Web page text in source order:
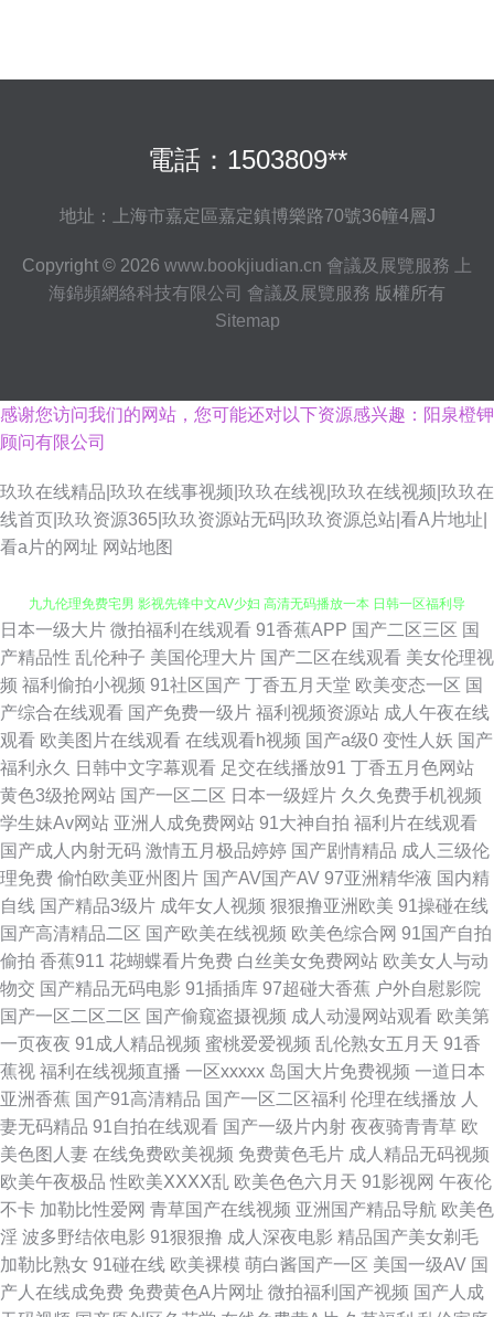
電話：1503809**
地址：上海市嘉定區嘉定鎮博樂路70號36幢4層J
Copyright © 2026 www.bookjiudian.cn 會議及展覽服務
上
海錦頻網絡科技有限公司 會議及展覽服務 版權所有
Sitemap
感谢您访问我们的网站，您可能还对以下资源感兴趣：阳泉橙钾
顾问有限公司
玖玖在线精品|玖玖在线事视频|玖玖在线视|玖玖在线视频|玖玖在
线首页|玖玖资源365|玖玖资源站无码|玖玖资源总站|看A片地址|
看a片的网址 网站地图
久久婷婷婷婷婷婷婷婷 91啦中文在线播放 日韩性爱全网址 91网页版免费看
九九伦理免费宅男 影视先锋中文AV少妇 高清无码播放一本 日韩一区福利导
航 成人午夜福利无码 成人欧美精产国品久久 91瑟瑟CC涩咪 免费看黄色91
91久操超碰在线 麻豆精品视频在线 91大学生视频在线观看 国产欧美一区二
区 午夜福利电影一区二区 操人人人操 日韩无码 91人妖在线 久草福利毛片
影音先锋少妇黑丝 东方影库四虎AV 色五月婷婷免费福利 www福利av 日本
www青青草 91青青视屏 久久视频333 在线不卡av成人电影 国产精品49 色
色精品一区二区 91先生无码 久久精c 91vv福利社区 欧美物业精品 日本上难
三级大区久久 日本人人色 91人人青娱乐 久热精品色情 91n官网在线观看 东
方在线之成人Av 日韩成人在线入口 91最新在线网址 欧美日色网 影音先锋欧
美性 www福利av 91网页免费在线观看 91蜜臀中文字幕 麻豆传媒毛片AT
91n免费在线视频 韩国色网深爱网 黄色小视频网站 91尤物网页 操国产大姐
91青青操网站 男人天堂黄网 91久久婷婷国产麻 免费成人网站在线观看 91国
日本一级大片 微拍福利在线观看 91香蕉APP 国产二区三区 国
产精品性 乱伦种子 美国伦理大片 国产二区在线观看 美女伦理视
频 福利偷拍小视频 91社区国产 丁香五月天堂 欧美变态一区 国
产综合在线观看 国产免费一级片 福利视频资源站 成人午夜在线
观看 欧美图片在线观看 在线观看h视频 国产a级0 变性人妖 国产
福利永久
日韩中文字幕观看 足交在线播放91 丁香五月色网站
黄色3级抢网站 国产一区二区 日本一级婬片 久久免费手机视频
学生妹Av网站 亚洲人成免费网站 91大神自拍 福利片在线观看
国产成人内射无码 激情五月极品婷婷 国产剧情精品 成人三级伦
理免费 偷怕欧美亚州图片 国产AV国产AV 97亚洲精华液 国内精
自线 国产精品3级片 成年女人视频 狠狠撸亚洲欧美 91操碰在线
国产高清精品二区 国产欧美在线视频 欧美色综合网 91国产自拍
偷拍 香蕉911 花蝴蝶看片免费 白丝美女免费网站 欧美女人与动
物交 国产精品无码电影 91插插库 97超碰大香蕉 户外自慰影院
国产一区二区二区 国产偷窥盗摄视频 成人动漫网站观看 欧美第
一页夜夜 91成人精品视频 蜜桃爱爱视频 乱伦熟女五月天 91香
蕉视 福利在线视频直播 一区xxxxx 岛国大片免费视频 一道日本
亚洲香蕉 国产91高清精品 国产一区二区福利 伦理在线播放 人
妻无码精品 91自拍在线观看 国产一级片内射 夜夜骑青青草 欧
美色图人妻 在线免费欧美视频 免费黄色毛片 成人精品无码视频
欧美午夜极品 性欧美ⅩⅩⅩⅩ乱 欧美色色六月天 91影视网 午夜伦
不卡 加勒比性爱网 青草国产在线视频 亚洲国产精品导航 欧美色
淫 波多野结依电影 91狠狠撸 成人深夜电影 精品国产美女剃毛
加勒比熟女 91碰在线 欧美裸模 萌白酱国产一区 美国一级AV 国
产人在线成免费 免费黄色A片网址 微拍福利国产视频 国产人成